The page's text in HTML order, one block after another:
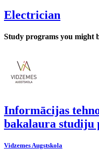
Electrician
Study programs you might
Informācijas
bakalaura studiju
Vidzemes Augstskola